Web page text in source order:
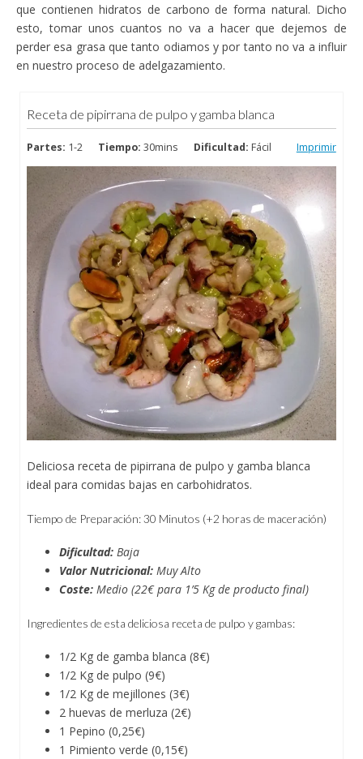
que contienen hidratos de carbono de forma natural. Dicho
esto, tomar unos cuantos no va a hacer que dejemos de
perder esa grasa que tanto odiamos y por tanto no va a influir
en nuestro proceso de adelgazamiento.
Receta de pipirrana de pulpo y gamba blanca
Partes: 1-2 Tiempo: 30mins Dificultad:Fácil Imprimir
Deliciosa receta de pipirrana de pulpo y gamba blanca
ideal para comidas bajas en carbohidratos.
Tiempo de Preparación: 30 Minutos (+2 horas de maceración)
Dificultad: Baja
Valor Nutricional: Muy Alto
Coste: Medio (22€ para 1’5 Kg de producto final)
Ingredientes de esta deliciosa receta de pulpo y gambas:
1/2 Kg de gamba blanca (8€)
1/2 Kg de pulpo (9€)
1/2 Kg de mejillones (3€)
2 huevas de merluza (2€)
1 Pepino (0,25€)
1 Pimiento verde (0,15€)